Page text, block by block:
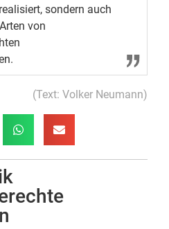
sondern auch
von
(Text: Volker Neumann)